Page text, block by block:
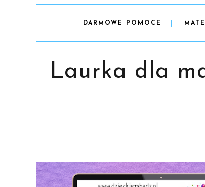
DARMOWE POMOCE
Laurka dla